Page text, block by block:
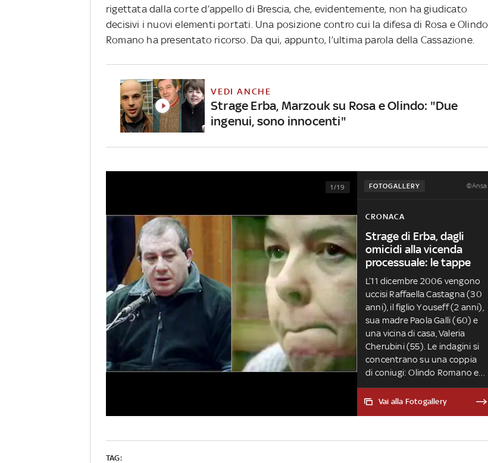
rigettata dalla corte d’appello di Brescia, che, evidentemente, non ha giudicato
decisivi i nuovi elementi portati. Una posizione contro cui la difesa di Rosa e Olindo
Romano ha presentato ricorso. Da qui, appunto, l’ultima parola della Cassazione.
VEDI ANCHE
Strage Erba, Marzouk su Rosa e Olindo: "Due
ingenui, sono innocenti"
FOTOGALLERY ©Ansa
1/19
CRONACA
Strage di Erba, dagli
omicidi alla vicenda
processuale: le tappe
L’11 dicembre 2006 vengono
uccisi Raffaella Castagna (30
anni), il figlio Youseff (2 anni),
sua madre Paola Galli (60) e
una vicina di casa, Valeria
Cherubini (55). Le indagini si
concentrano su una coppia
di coniugi: Olindo Romano e
Rosa Bazzi. I due ora stanno
scontando l’ergastolo. Il 25
Vai alla Fotogallery
TAG: